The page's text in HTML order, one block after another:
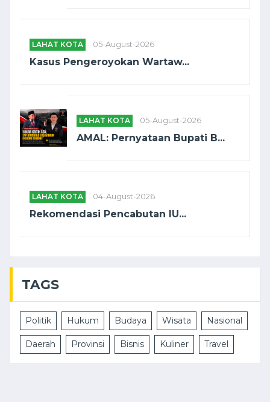
LAHAT KOTA 05-August-2026
Kasus Pengeroyokan Wartaw...
LAHAT KOTA 05-August-2026
AMAL: Pernyataan Bupati B...
LAHAT KOTA 04-August-2026
Rekomendasi Pencabutan IU...
TAGS
Politik Hukum Budaya Wisata Nasional
Daerah Provinsi Bisnis Kuliner Travel